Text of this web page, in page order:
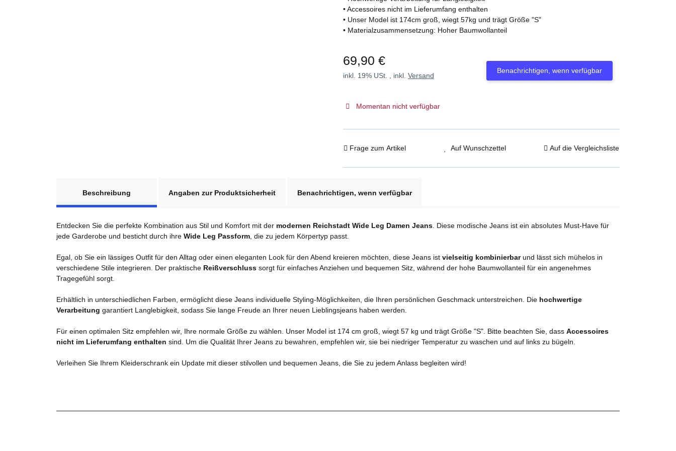
• Accessoires nicht im Lieferumfang enthalten
• Unser Model ist 174cm groß, wiegt 57kg und trägt Größe "S"
• Materialzusammensetzung: Hoher Baumwollanteil
69,90 €
inkl. 19% USt. , inkl. Versand
Momentan nicht verfügbar
Benachrichtigen, wenn verfügbar
Frage zum Artikel Auf Wunschzettel Auf die Vergleichsliste
Beschreibung
Angaben zur Produktsicherheit Benachrichtigen, wenn verfügbar
Entdecken Sie die perfekte Kombination aus Stil und Komfort mit der modernen Reichstadt Wide Leg Damen Jeans . Diese modische Jeans ist ein absolutes Must-Have für
jede Garderobe und besticht durch ihre Wide Leg Passform , die zu jedem Körpertyp passt.
Egal, ob Sie ein lässiges Outfit für den Alltag oder einen eleganten Look für den Abend kreieren möchten, diese Jeans ist vielseitig kombinierbarund lässt sich mühelos in
verschiedene Stile integrieren. Der praktische Reißverschluss sorgt für einfaches Anziehen und bequemen Sitz, während der hohe Baumwollanteil für ein angenehmes
Tragegefühl sorgt.
Erhältlich in unterschiedlichen Farben, ermöglicht diese Jeans individuelle Styling-Möglichkeiten, die Ihren persönlichen Geschmack unterstreichen. Die hochwertige
Verarbeitung garantiert Langlebigkeit, sodass Sie lange Freude an Ihrer neuen Lieblingsjeans haben werden.
Für einen optimalen Sitz empfehlen wir, Ihre normale Größe zu wählen. Unser Model ist 174 cm groß, wiegt 57 kg und trägt Größe "S". Bitte beachten Sie, dass Accessoires
nicht im Lieferumfang enthalten sind. Um die Qualität Ihrer Jeans zu bewahren, empfehlen wir, sie bei niedriger Temperatur zu waschen und auf links zu bügeln.
Verleihen Sie Ihrem Kleiderschrank ein Update mit dieser stilvollen und bequemen Jeans, die Sie zu jedem Anlass begleiten wird!